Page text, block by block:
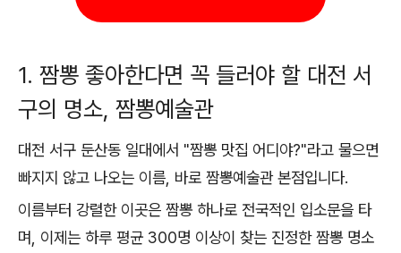
1. 짬뽕 좋아한다면 꼭 들러야 할 대전 서
구의 명소, 짬뽕예술관
대전 서구 둔산동 일대에서 "짬뽕 맛집 어디야?"라고 물으면
빠지지 않고 나오는 이름, 바로 짬뽕예술관 본점입니다.
이름부터 강렬한 이곳은 짬뽕 하나로 전국적인 입소문을 타
며, 이제는 하루 평균 300명 이상이 찾는 진정한 짬뽕 명소